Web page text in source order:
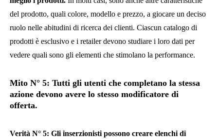
del prodotto, quali colore, modello e prezzo, a giocare un deciso
ruolo nelle abitudini di ricerca dei clienti. Ciascun catalogo di
prodotti è esclusivo e i retailer devono studiare i loro dati per
vedere quali sono gli elementi che stimolano la performance.
Mito N° 5: Tutti gli utenti che completano la stessa
azione devono avere lo stesso modificatore di
offerta.
Verità N° 5: Gli inserzionisti possono creare elenchi di